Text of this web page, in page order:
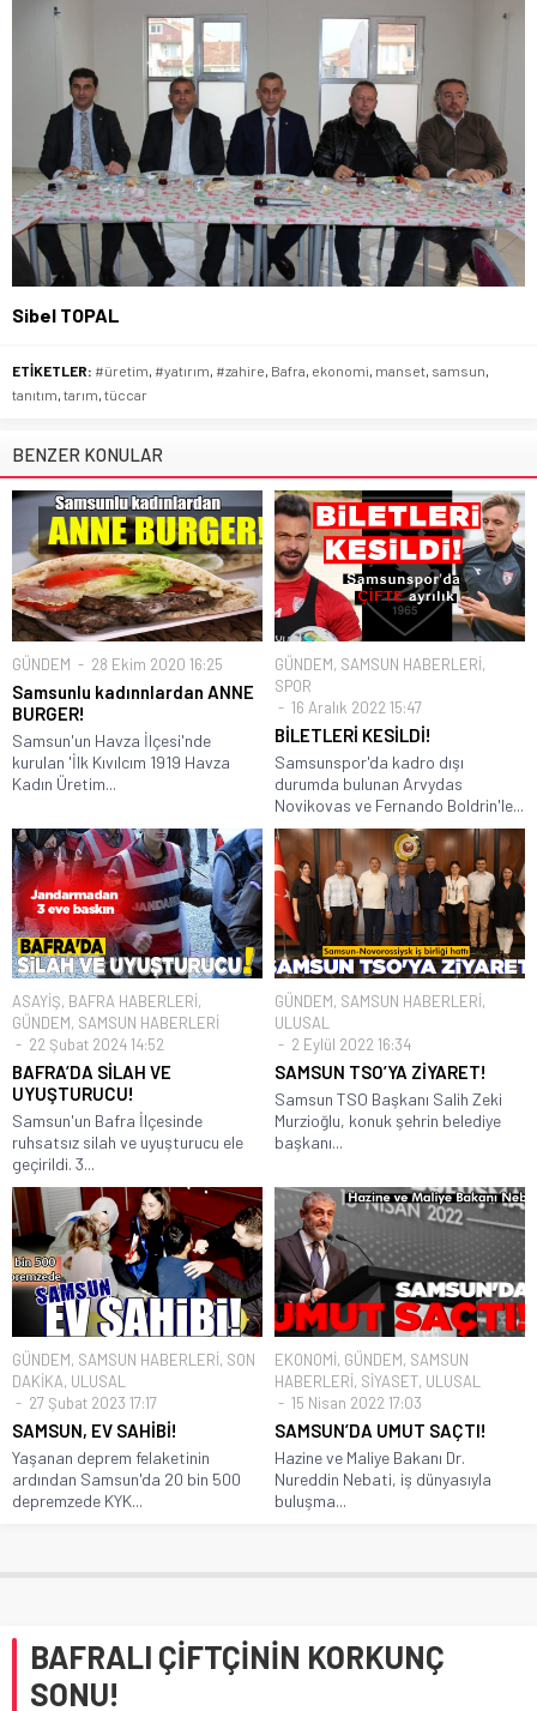
Sibel TOPAL
ETİKETLER: #üretim, #yatırım, #zahire, Bafra, ekonomi, manset, samsun,
tanıtım, tarım, tüccar
BENZER KONULAR
GÜNDEM 28 Ekim 2020 16:25
Samsunlu kadınnlardan ANNE
BURGER!
Samsun'un Havza İlçesi'nde
kurulan 'İlk Kıvılcım 1919 Havza
Kadın Üretim...
GÜNDEM, SAMSUN HABERLERİ,
SPOR
16 Aralık 2022 15:47
BİLETLERİ KESİLDİ!
Samsunspor'da kadro dışı
durumda bulunan Arvydas
Novikovas ve Fernando Boldrin'le...
ASAYİŞ, BAFRA HABERLERİ,
GÜNDEM, SAMSUN HABERLERİ
22 Şubat 2024 14:52
BAFRA’DA SİLAH VE
UYUŞTURUCU!
Samsun'un Bafra İlçesinde
ruhsatsız silah ve uyuşturucu ele
geçirildi. 3...
GÜNDEM, SAMSUN HABERLERİ,
ULUSAL
2 Eylül 2022 16:34
SAMSUN TSO’YA ZİYARET!
Samsun TSO Başkanı Salih Zeki
Murzioğlu, konuk şehrin belediye
başkanı...
GÜNDEM, SAMSUN HABERLERİ, SON
DAKİKA, ULUSAL
27 Şubat 2023 17:17
SAMSUN, EV SAHİBİ!
Yaşanan deprem felaketinin
ardından Samsun'da 20 bin 500
depremzede KYK...
EKONOMİ, GÜNDEM, SAMSUN
HABERLERİ, SİYASET, ULUSAL
15 Nisan 2022 17:03
SAMSUN’DA UMUT SAÇTI!
Hazine ve Maliye Bakanı Dr.
Nureddin Nebati, iş dünyasıyla
buluşma...
BAFRALI ÇİFTÇİNİN KORKUNÇ
SONU!